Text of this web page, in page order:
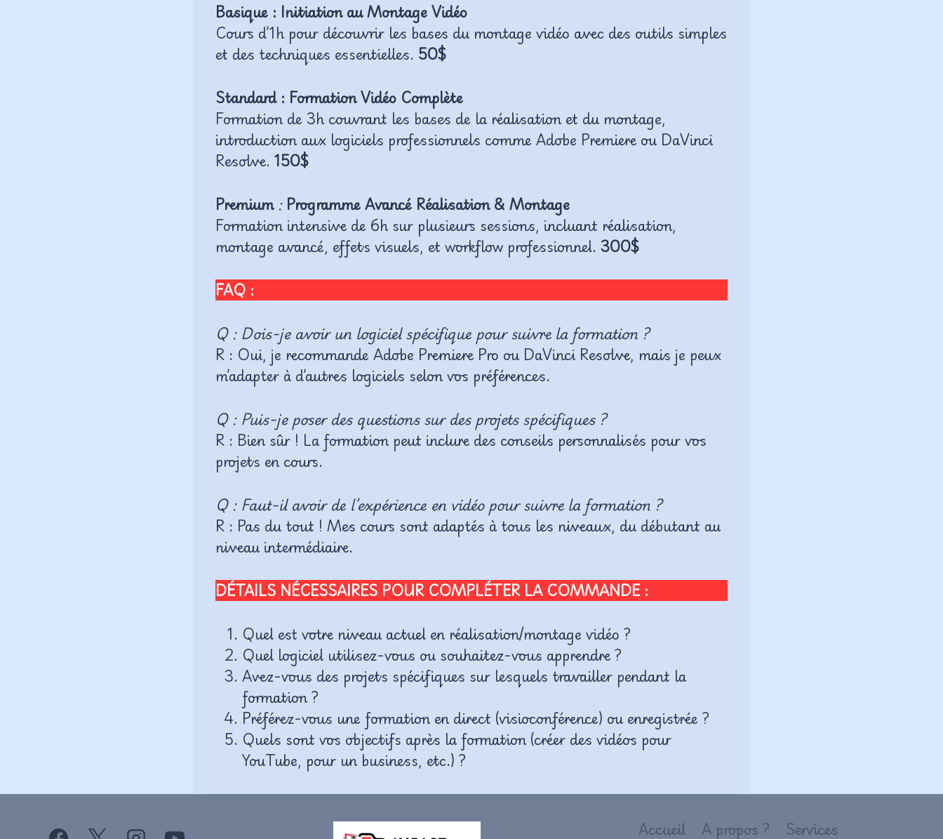
Basique : Initiation au Montage Vidéo
Cours d’1h pour découvrir les bases du montage vidéo avec des outils simples
et des techniques essentielles. 50$
Standard : Formation Vidéo Complète
Formation de 3h couvrant les bases de la réalisation et du montage,
introduction aux logiciels professionnels comme Adobe Premiere ou DaVinci
Resolve. 150$
Premium :Programme Avancé Réalisation & Montage
Formation intensive de 6h sur plusieurs sessions, incluant réalisation,
montage avancé, effets visuels, et workflow professionnel. 300$
FAQ :
Q : Dois-je avoir un logiciel spécifique pour suivre la formation ?
R : Oui, je recommande Adobe Premiere Pro ou DaVinci Resolve, mais je peux
m’adapter à d’autres logiciels selon vos préférences.
Q : Puis-je poser des questions sur des projets spécifiques ?
R : Bien sûr ! La formation peut inclure des conseils personnalisés pour vos
projets en cours.
Q : Faut-il avoir de l’expérience en vidéo pour suivre la formation ?
R : Pas du tout ! Mes cours sont adaptés à tous les niveaux, du débutant au
niveau intermédiaire.
DÉTAILS NÉCESSAIRES POUR COMPLÉTER LA COMMANDE :
Quel est votre niveau actuel en réalisation/montage vidéo ?
Quel logiciel utilisez-vous ou souhaitez-vous apprendre ?
Avez-vous des projets spécifiques sur lesquels travailler pendant la
formation ?
Préférez-vous une formation en direct (visioconférence) ou enregistrée ?
Quels sont vos objectifs après la formation (créer des vidéos pour
YouTube, pour un business, etc.) ?
Accueil A propos ? Services